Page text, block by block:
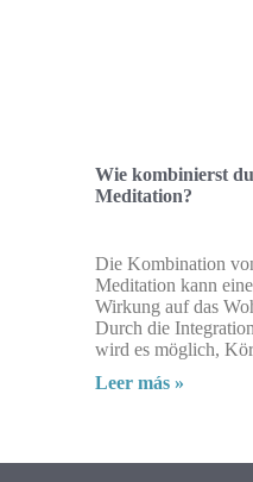
Wie kombinierst
Meditation?
Die Kombination
Meditation kann
Wirkung auf das
Durch die
wird es möglich,
Leer más »